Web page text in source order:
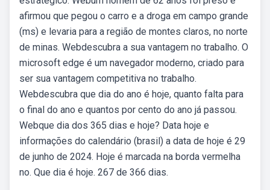
afirmou que pegou o carro e a droga em campo grande
(ms) e levaria para a região de montes claros, no norte
de minas. Webdescubra a sua vantagem no trabalho. O
microsoft edge é um navegador moderno, criado para
ser sua vantagem competitiva no trabalho.
Webdescubra que dia do ano é hoje, quanto falta para
o final do ano e quantos por cento do ano já passou.
Webque dia dos 365 dias e hoje? Data hoje e
informações do calendário (brasil) a data de hoje é 29
de junho de 2024. Hoje é marcada na borda vermelha
no. Que dia é hoje. 267 de 366 dias.